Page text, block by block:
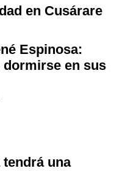
en Cusárare
Espinosa:
dormirse en sus
tendrá una